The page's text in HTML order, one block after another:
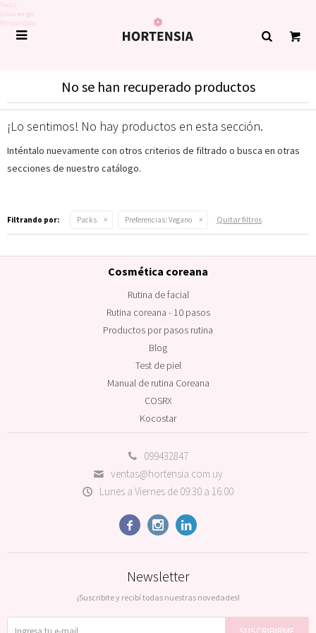

No se han recuperado productos
¡Lo sentimos! No hay productos en esta sección.
Inténtalo nuevamente con otros criterios de filtrado o busca en otras
secciones de nuestro catálogo.
Filtrando por: Packs Preferencias: Vegano Quitar filtros
Packs
Uñas en gel
Mascarillas
099432847
ventas@hortensia.com.uy
Lunes a Viernes de 09:30 a 16:00
  
Cosmética coreana
Rutina de facial
Rutina coreana - 10 pasos
Productos por pasos rutina
Blog
Test de piel
Manual de rutina Coreana
COSRX
Kocostar
Newsletter
¡Suscribite y recibí todas nuestras novedades!